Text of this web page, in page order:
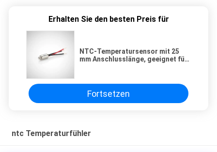
Erhalten Sie den besten Preis für
NTC-Temperatursensor mit 25
mm Anschlusslänge, geeignet für
Prozessregelsysteme
Fortsetzen
ntc Temperaturfühler